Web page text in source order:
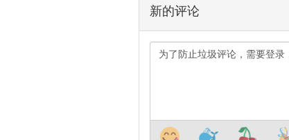
新的评论